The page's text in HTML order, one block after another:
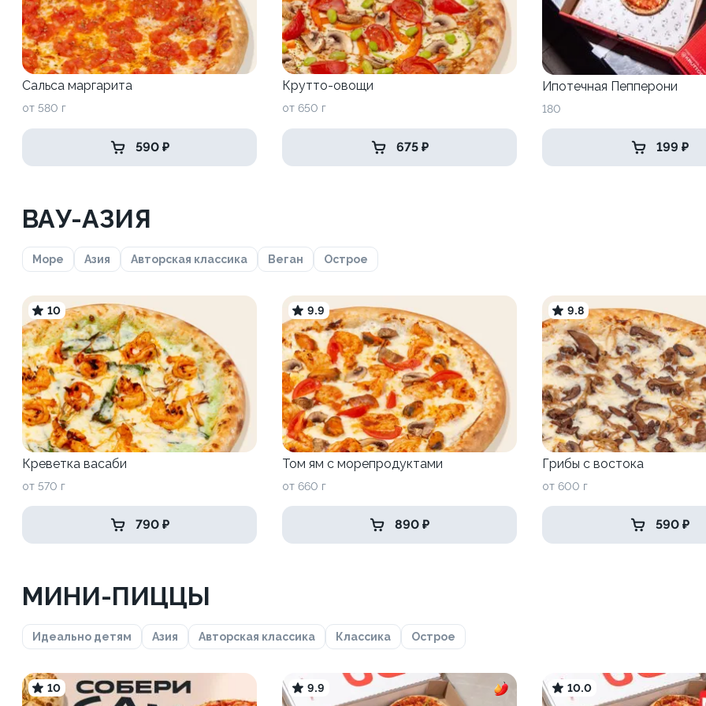
Сальса маргарита
от 580 г
590 ₽
Крутто-овощи
от 650 г
675 ₽
Ипотечная Пепперони
180
199 ₽
ВАУ-АЗИЯ
Море Азия Авторская классика Веган Острое
10
Креветка васаби
от 570 г
790 ₽
9.9
Том ям с морепродуктами
от 660 г
890 ₽
9.8
Грибы с востока
от 600 г
590 ₽
МИНИ-ПИЦЦЫ
Идеально детям Азия Авторская классика Классика Острое
10 9.9 10.0